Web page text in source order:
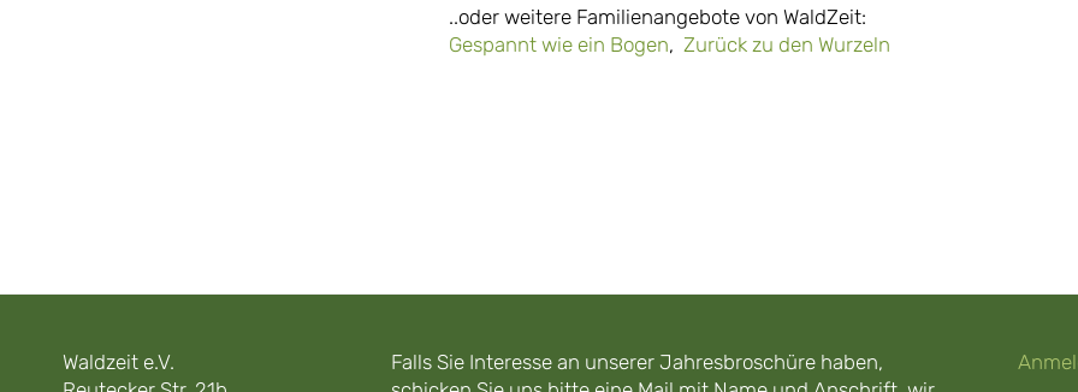
..oder weitere Familienangebote von WaldZeit:
Gespannt wie ein Bogen, Zurück zu den Wurzeln
Waldzeit e.V.
Falls Sie Interesse an unserer Jahresbroschüre haben,